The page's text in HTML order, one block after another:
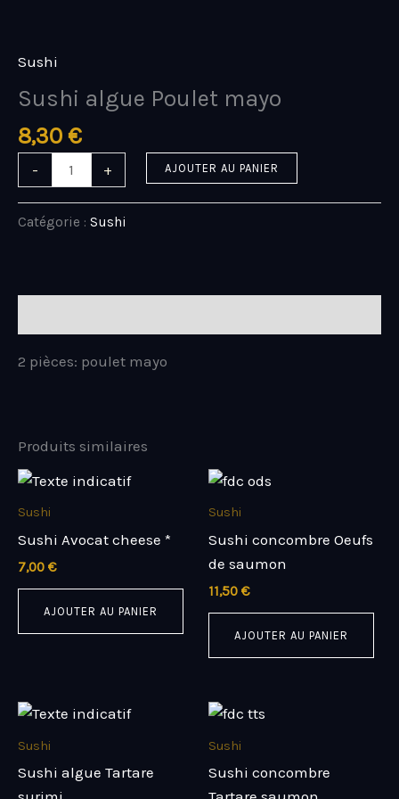
contenu
Sushi
Sushi algue Poulet mayo
8,30 €
-
Sushi
Poulet
mayo
+ AJOUTER AU PANIER
Catégorie : Sushi
2 pièces: poulet mayo
Produits similaires
Sushi
Sushi Avocat cheese *
7,00 €
AJOUTER AU PANIER
Sushi
Sushi concombre Oeufs
de saumon
11,50 €
AJOUTER AU PANIER
Sushi
Sushi algue Tartare
Sushi
Sushi concombre